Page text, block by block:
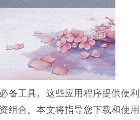
备工具。这些应用程序提供便利
组合。本文将指导您下载和使用